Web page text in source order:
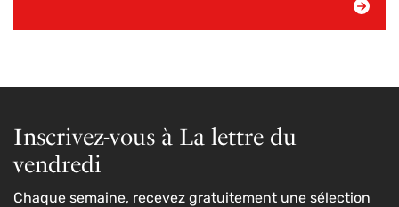
Inscrivez-vous à La lettre du
vendredi
Chaque semaine, recevez gratuitement une sélection